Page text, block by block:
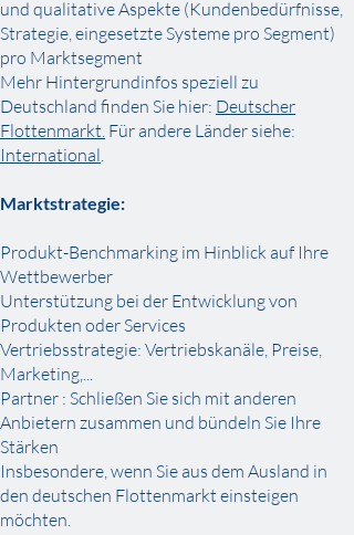
und qualitative Aspekte (Kundenbedürfnisse,
Strategie, eingesetzte Systeme pro Segment)
pro Marktsegment
Mehr Hintergrundinfos speziell zu
Deutschland finden Sie hier: Deutscher
Flottenmarkt. Für andere Länder siehe:
International.
Marktstrategie:
Produkt-Benchmarking im Hinblick auf Ihre
Wettbewerber
Unterstützung bei der Entwicklung von
Produkten oder Services
Vertriebsstrategie: Vertriebskanäle, Preise,
Marketing,...
Partner : Schließen Sie sich mit anderen
Anbietern zusammen und bündeln Sie Ihre
Stärken
Insbesondere, wenn Sie aus dem Ausland in
den deutschen Flottenmarkt einsteigen
möchten.